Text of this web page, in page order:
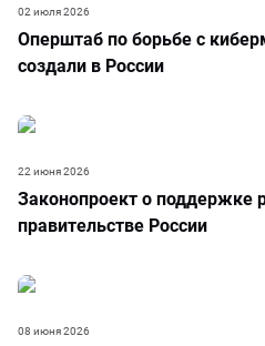
Оперштаб по борьбе с
создали в России
02 июля 2026
Законопроект о поддержке
правительстве России
22 июня 2026
08 июня 2026